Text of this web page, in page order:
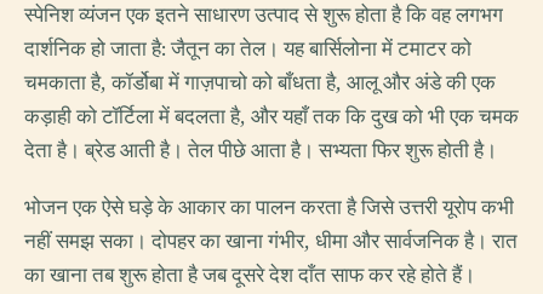
स्पेनिश व्यंजन एक इतने साधारण उत्पाद से शुरू होता है कि वह लगभग
दार्शनिक हो जाता है: जैतून का तेल। यह बार्सिलोना में टमाटर को
चमकाता है, कॉर्डोबा में गाज़पाचो को बाँधता है, आलू और अंडे की एक
कड़ाही को टॉर्टिला में बदलता है, और यहाँ तक कि दुख को भी एक चमक
देता है। ब्रेड आती है। तेल पीछे आता है। सभ्यता फिर शुरू होती है।
भोजन एक ऐसे घड़े के आकार का पालन करता है जिसे उत्तरी यूरोप कभी
नहीं समझ सका। दोपहर का खाना गंभीर, धीमा और सार्वजनिक है। रात
का खाना तब शुरू होता है जब दूसरे देश दाँत साफ कर रहे होते हैं।